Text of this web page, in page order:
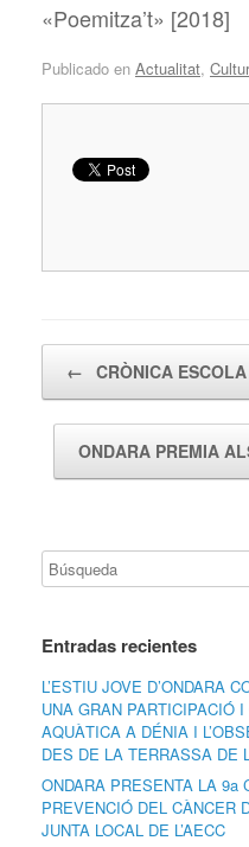
«Poemitza’t» [2018]
Publicado en Actualitat,
← CRÒNICA
ONDARA PREMIA
Entradas recientes
L’ESTIU JOVE D’ONDARA
UNA GRAN PARTICIPACIÓ
AQUÀTICA A DÉNIA I
DES DE LA TERRASSA DE
ONDARA PRESENTA LA 9a
PREVENCIÓ DEL CÀNCER
JUNTA LOCAL DE L’AECC